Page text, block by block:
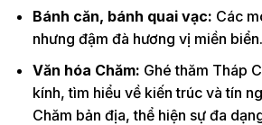
Bánh căn, bánh quai vạc: Các
nhưng đậm đà hương vị miền biển.
Văn hóa Chăm: Ghé thăm Tháp
kính, tìm hiểu về kiến trúc và tín
Chăm bản địa, thể hiện sự đa